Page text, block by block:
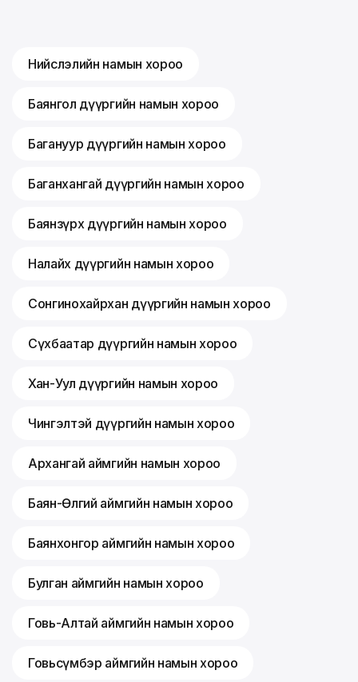
Нийслэлийн намын хороо
Баянгол дүүргийн намын хороо
Багануур дүүргийн намын хороо
Баганхангай дүүргийн намын хороо
Баянзүрх дүүргийн намын хороо
Налайх дүүргийн намын хороо
Сонгинохайрхан дүүргийн намын хороо
Сүхбаатар дүүргийн намын хороо
Хан-Уул дүүргийн намын хороо
Чингэлтэй дүүргийн намын хороо
Архангай аймгийн намын хороо
Баян-Өлгий аймгийн намын хороо
Баянхонгор аймгийн намын хороо
Булган аймгийн намын хороо
Говь-Алтай аймгийн намын хороо
Говьсүмбэр аймгийн намын хороо